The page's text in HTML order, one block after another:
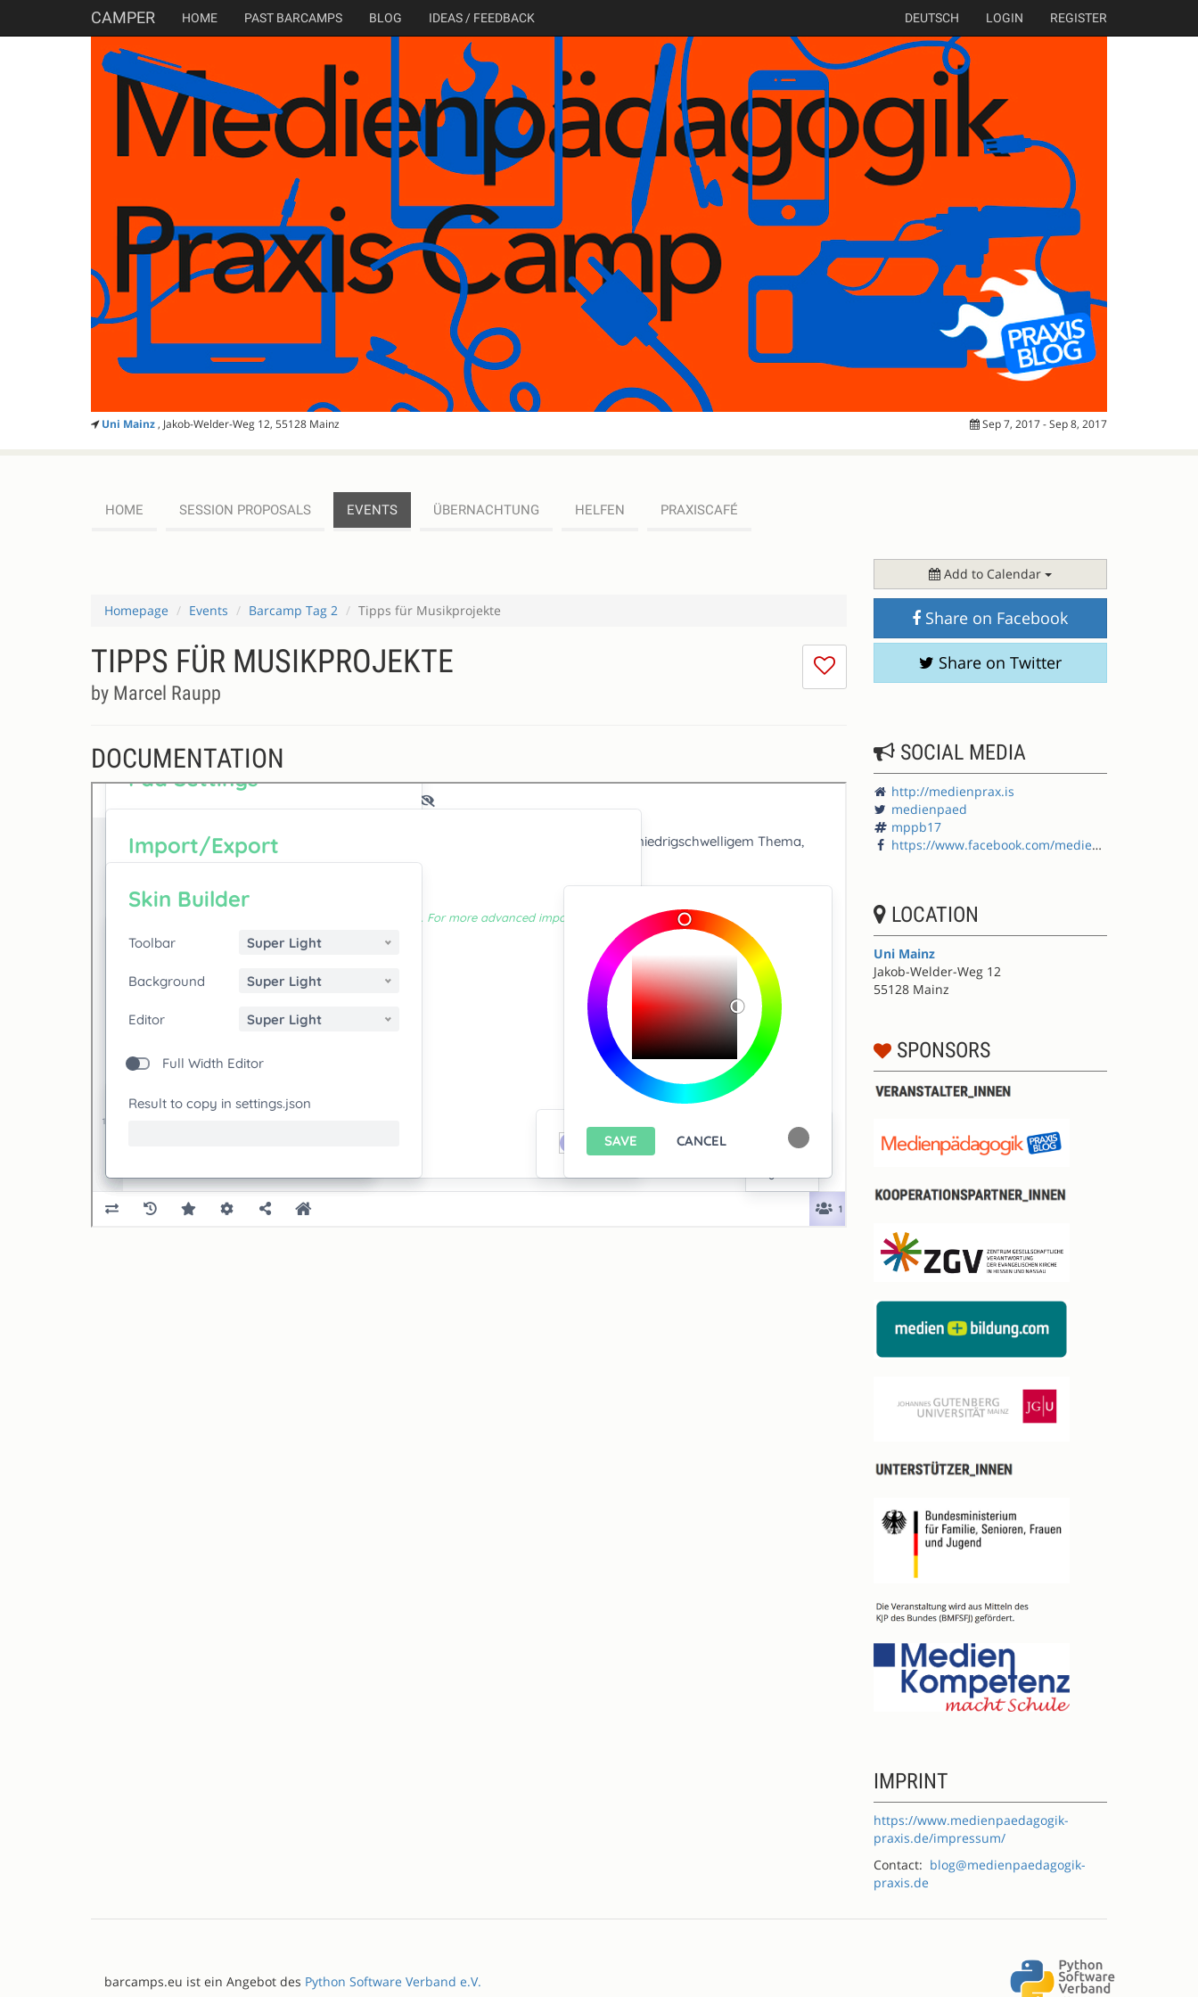
CAMPER HOME PAST BARCAMPS BLOG IDEAS / FEEDBACK DEUTSCH LOGIN REGISTER
Uni Mainz, Jakob-Welder-Weg 12, 55128 Mainz Sep 7, 2017 - Sep 8, 2017
HOME SESSION PROPOSALS EVENTS ÜBERNACHTUNG HELFEN PRAXISCAFÉ
Homepage Events Barcamp Tag 2 Tipps für Musikprojekte
I
don't
session
TIPPS FÜR MUSIKPROJEKTE
by Marcel Raupp
DOCUMENTATION
Add to Calendar
Share on Facebook
Share on Twitter
SOCIAL MEDIA
http://medienprax.is
medienpaed
mppb17
https://www.facebook.com/medienpaedagogik/
LOCATION
Uni Mainz
Jakob-Welder-Weg 12
55128 Mainz
SPONSORS
IMPRINT
https://www.medienpaedagogik-
praxis.de/impressum/
Contact: blog@medienpaedagogik-
praxis.de
barcamps.eu ist ein Angebot des Python Software Verband e.V.